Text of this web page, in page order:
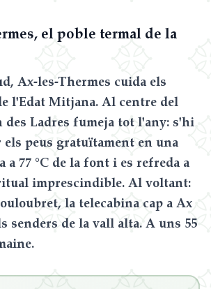
el poble termal de la
Ax-les-Thermes cuida els
l'Edat Mitjana. Al centre del
des Ladres fumeja tot l'any: s'hi
peus gratuïtament en una
a 77 °C de la font i es refreda a
imprescindible. Al voltant:
la telecabina cap a Ax
senders de la vall alta. A uns 55